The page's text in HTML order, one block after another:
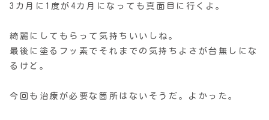
3カ月に1度が4カ月になっても真面目に行くよ。
綺麗にしてもらって気持ちいいしね。
最後に塗るフッ素でそれまでの気持ちよさが台無しにな
るけど。
今回も治療が必要な箇所はないそうだ。よかった。